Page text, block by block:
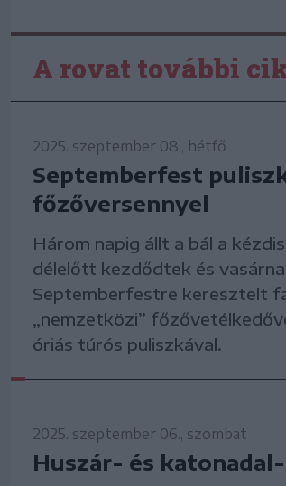
A rovat további
2025. szeptember 08., hétfő
Septemberfest
főzőversennyel
Három napig állt a bál a
délelőtt kezdődtek és
Septemberfestre keresztelt
„nemzetközi”
óriás túrós puliszkával.
2025. szeptember 06., szombat
Huszár- és